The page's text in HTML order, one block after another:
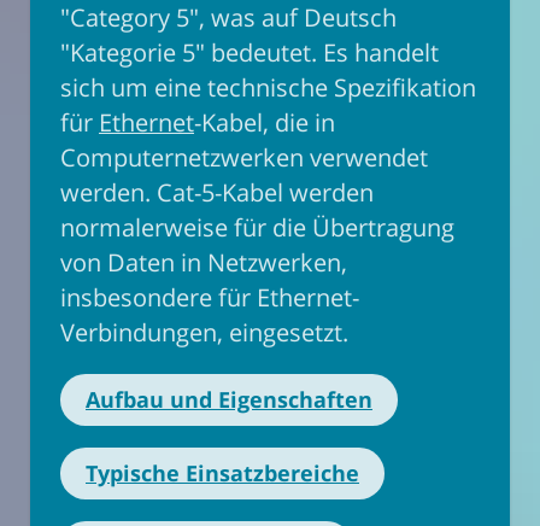
"Category 5", was auf Deutsch
"Kategorie 5" bedeutet. Es handelt
sich um eine technische Spezifikation
für Ethernet-Kabel, die in
Computernetzwerken verwendet
werden. Cat-5-Kabel werden
normalerweise für die Übertragung
von Daten in Netzwerken,
insbesondere für Ethernet-
Verbindungen, eingesetzt.
Aufbau und Eigenschaften
Typische Einsatzbereiche